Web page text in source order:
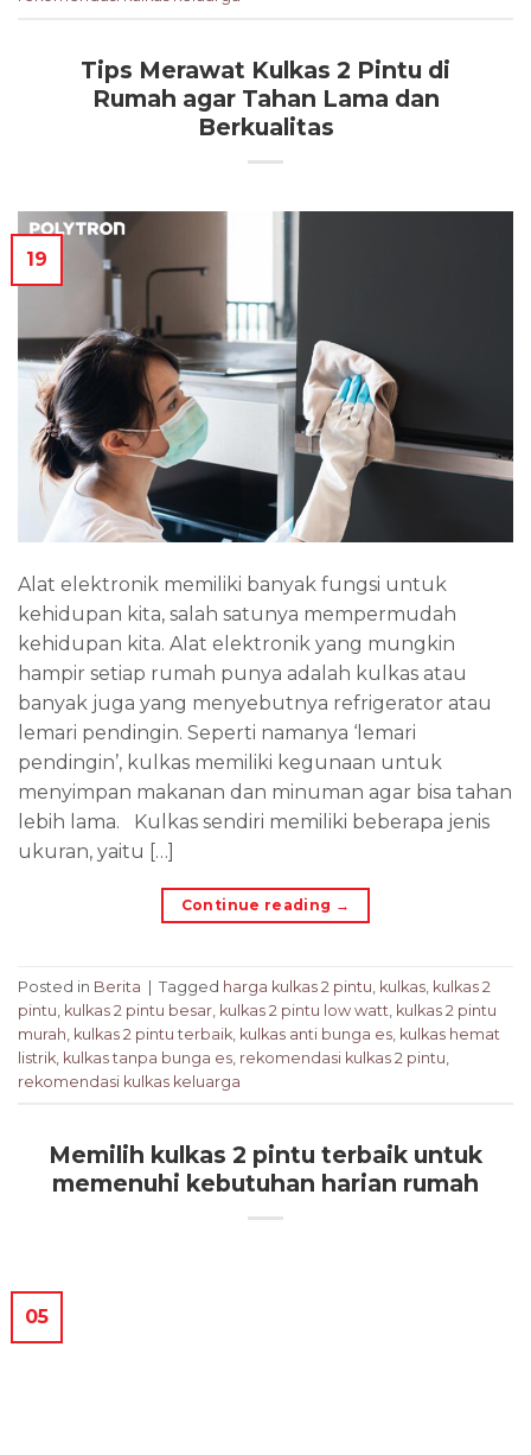
Tips Merawat Kulkas 2 Pintu di
Rumah agar Tahan Lama dan
Berkualitas
19
Alat elektronik memiliki banyak fungsi untuk
kehidupan kita, salah satunya mempermudah
kehidupan kita. Alat elektronik yang mungkin
hampir setiap rumah punya adalah kulkas atau
banyak juga yang menyebutnya refrigerator atau
lemari pendingin. Seperti namanya ‘lemari
pendingin’, kulkas memiliki kegunaan untuk
menyimpan makanan dan minuman agar bisa tahan
lebih lama. Kulkas sendiri memiliki beberapa jenis
ukuran, yaitu […]
Continue reading →
Posted in Berita | Tagged harga kulkas 2 pintu kulkas kulkas 2
pintu kulkas 2 pintu besar kulkas 2 pintu low watt kulkas 2 pintu
murah kulkas 2 pintu terbaik kulkas anti bunga es kulkas hemat
listrik kulkas tanpa bunga es rekomendasi kulkas 2 pintu
rekomendasi kulkas keluarga
Memilih kulkas 2 pintu terbaik untuk
memenuhi kebutuhan harian rumah
05